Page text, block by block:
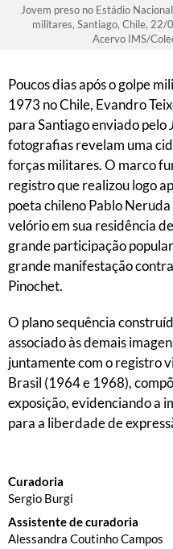
Jovem preso no Estádio
militares, Santiago, Chile,
Acervo IMS/
Poucos dias após o golpe
1973 no Chile, Evandro
para Santiago enviado pelo
fotografias revelam uma
forças militares. O marco
registro que realizou logo
poeta chileno Pablo
velório em sua residência
grande participação
grande manifestação
Pinochet.
O plano sequência
associado às demais
juntamente com o registro
Brasil (1964 e 1968),
exposição, evidenciando a
para a liberdade de
Curadoria
Sergio Burgi
Assistente de curadoria
Alessandra Coutinho Campos